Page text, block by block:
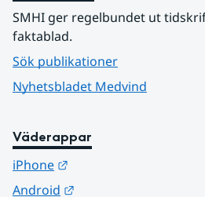
SMHI ger regelbundet ut
faktablad.
Sök publikationer
Nyhetsbladet Medvind
Väderappar
iPhone
Android